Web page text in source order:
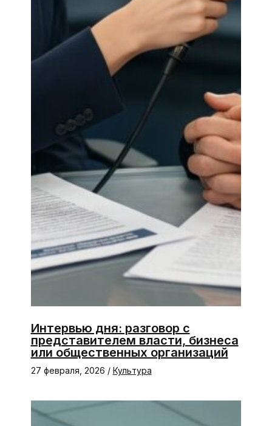
Интервью дня: разговор с
представителем власти, бизнеса
или общественных организаций
27 февраля, 2026 / Культура